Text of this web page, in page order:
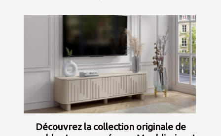
Découvrez la collection originale de